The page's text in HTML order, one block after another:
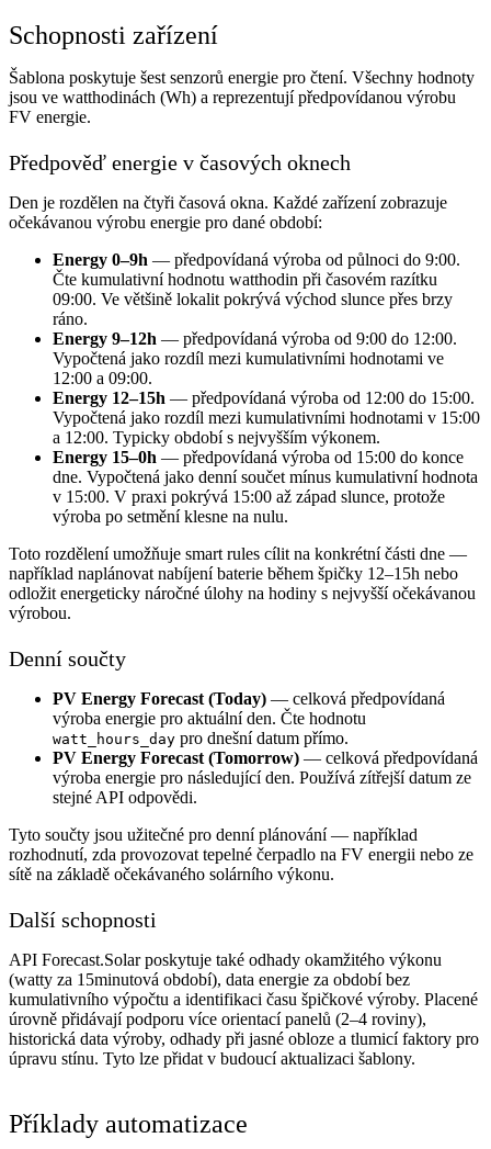
Schopnosti zařízení
Šablona poskytuje šest senzorů energie pro čtení. Všechny hodnoty
jsou ve watthodinách (Wh) a reprezentují předpovídanou výrobu
FV energie.
Předpověď energie v časových oknech
Den je rozdělen na čtyři časová okna. Každé zařízení zobrazuje
očekávanou výrobu energie pro dané období:
Energy 0–9h — předpovídaná výroba od půlnoci do 9:00.
Čte kumulativní hodnotu watthodin při časovém razítku
09:00. Ve většině lokalit pokrývá východ slunce přes brzy
ráno.
Energy 9–12h — předpovídaná výroba od 9:00 do 12:00.
Vypočtená jako rozdíl mezi kumulativními hodnotami ve
12:00 a 09:00.
Energy 12–15h — předpovídaná výroba od 12:00 do 15:00.
Vypočtená jako rozdíl mezi kumulativními hodnotami v 15:00
a 12:00. Typicky období s nejvyšším výkonem.
Energy 15–0h — předpovídaná výroba od 15:00 do konce
dne. Vypočtená jako denní součet mínus kumulativní hodnota
v 15:00. V praxi pokrývá 15:00 až západ slunce, protože
výroba po setmění klesne na nulu.
Toto rozdělení umožňuje smart rules cílit na konkrétní části dne —
například naplánovat nabíjení baterie během špičky 12–15h nebo
odložit energeticky náročné úlohy na hodiny s nejvyšší očekávanou
výrobou.
Denní součty
PV Energy Forecast (Today) — celková předpovídaná
výroba energie pro aktuální den. Čte hodnotu
watt_hours_day pro dnešní datum přímo.
PV Energy Forecast (Tomorrow) — celková předpovídaná
výroba energie pro následující den. Používá zítřejší datum ze
stejné API odpovědi.
Tyto součty jsou užitečné pro denní plánování — například
rozhodnutí, zda provozovat tepelné čerpadlo na FV energii nebo ze
sítě na základě očekávaného solárního výkonu.
Další schopnosti
API Forecast.Solar poskytuje také odhady okamžitého výkonu
(watty za 15minutová období), data energie za období bez
kumulativního výpočtu a identifikaci času špičkové výroby. Placené
úrovně přidávají podporu více orientací panelů (2–4 roviny),
historická data výroby, odhady při jasné obloze a tlumicí faktory pro
úpravu stínu. Tyto lze přidat v budoucí aktualizaci šablony.
Příklady automatizace